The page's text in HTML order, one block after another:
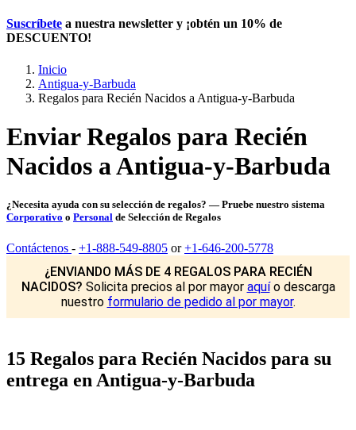
Suscríbete a nuestra newsletter y ¡obtén un 10% de
DESCUENTO!
Inicio
Antigua-y-Barbuda
Regalos para Recién Nacidos a Antigua-y-Barbuda
Enviar Regalos para Recién
Nacidos a Antigua-y-Barbuda
¿Necesita ayuda con su selección de regalos? — Pruebe nuestro sistema
Corporativo o Personal de Selección de Regalos
Contáctenos - +1-888-549-8805 or+1-646-200-5778
¿ENVIANDO MÁS DE 4 REGALOS PARA RECIÉN
NACIDOS? Solicita precios al por mayor aquío descarga
nuestro formulario de pedido al por mayor.
15 Regalos para Recién Nacidos para su
entrega en Antigua-y-Barbuda